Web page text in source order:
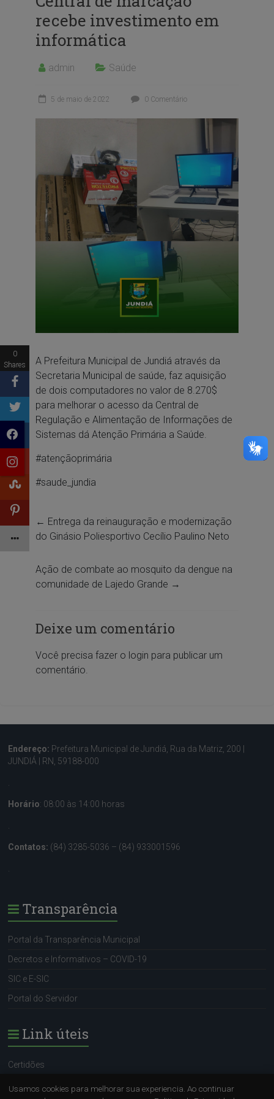
recebe investimento em
informática
admin Saúde
5 de maio de 2022 0 Comentário
A Prefeitura Municipal de Jundiá através da
Secretaria Municipal de saúde, faz aquisição
de dois computadores no valor de 8.270$
para melhorar o acesso da Central de
Regulação e Alimentação de Informações de
Sistemas dá Atenção Primária a Saúde.
#atençãoprimária
#saude_jundia
← Entrega da reinauguração e modernização
do Ginásio Poliesportivo Cecílio Paulino Neto
Ação de combate ao mosquito da dengue na
comunidade de Lajedo Grande →
Deixe um comentário
Você precisa fazer o login para publicar um
comentário.
Endereço: Prefeitura Municipal de Jundiá, Rua da Matriz, 200 |
JUNDIÁ | RN, 59188-000
Horário: 08:00 às 14:00 horas
Contatos: (84) 3285-5036 – (84) 933001596
Transparência
Portal da Transparência Municipal
Decretos e Informativos – COVID-19
SIC e E-SIC
Portal do Servidor
Link úteis
Certidões
Portal do Servidor
0
Shares
Usamos cookies para melhorar sua experiencia. Ao continuar